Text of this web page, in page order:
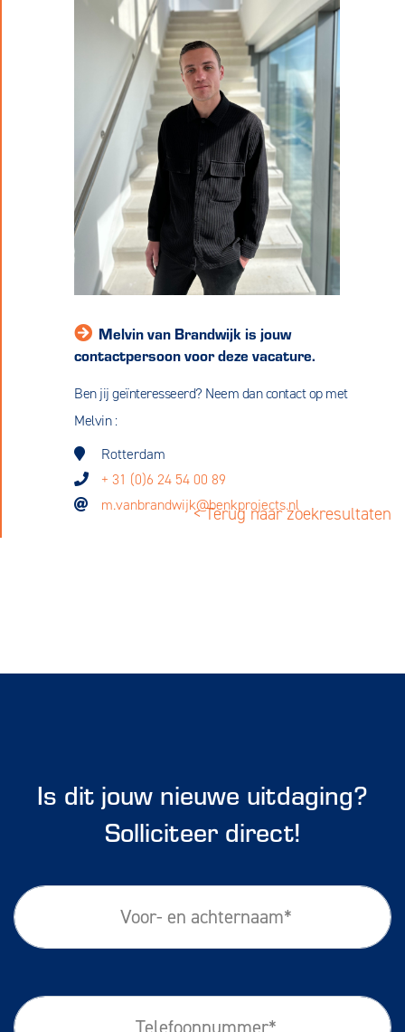
Melvin van Brandwijk is jouw
contactpersoon voor deze vacature.
Ben jij geïnteresseerd? Neem dan contact op met
Melvin :
Rotterdam
+ 31 (0)6 24 54 00 89
m.vanbrandwijk@benkprojects.nl
< Terug naar zoekresultaten
Is dit jouw nieuwe uitdaging?
Solliciteer direct!